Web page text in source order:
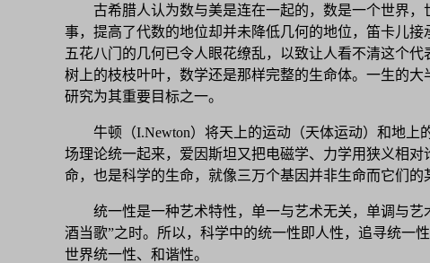
古希腊人认为数与美是连在一起的，数是一个世界
事，提高了代数的地位却并未降低几何的地位，笛卡儿
五花八门的几何已令人眼花缭乱，以致让人看不清这个
树上的枝枝叶叶，数学还是那样完整的生命体。一生的
研究为其重要目标之一。
牛顿（I.Newton）将天上的运动（天体运动）和地
场理论统一起来，爱因斯坦又把电磁学、力学用狭义相
命，也是科学的生命，就像三万个基因并非生命而它们的
统一性是一种艺术特性，单一与艺术无关，单调与
酒当歌”之时。所以，科学中的统一性即人性，追寻统一
世界统一性、和谐性。